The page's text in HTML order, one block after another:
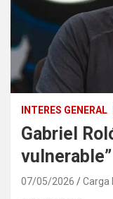
INTERES GENERAL
Gabriel
vulnerable”
07/05/2026 Carga